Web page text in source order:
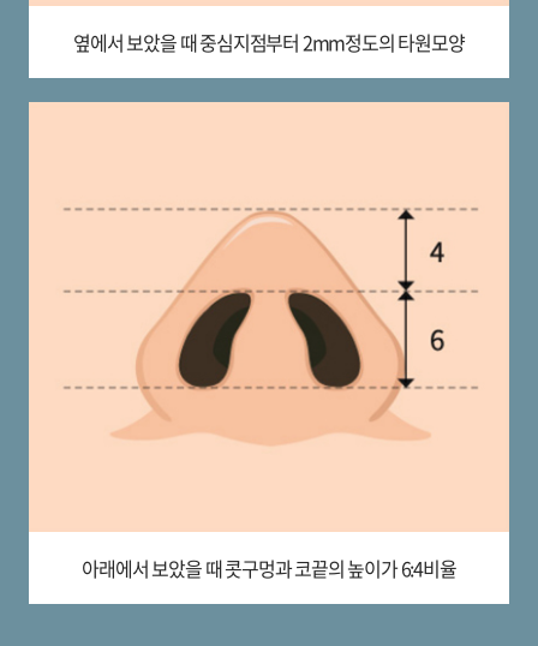
옆에서 보았을 때중심지점부터2mm정도의 타원모양
아래에서 보았을 때콧구멍과 코끝의 높이가6:4비율